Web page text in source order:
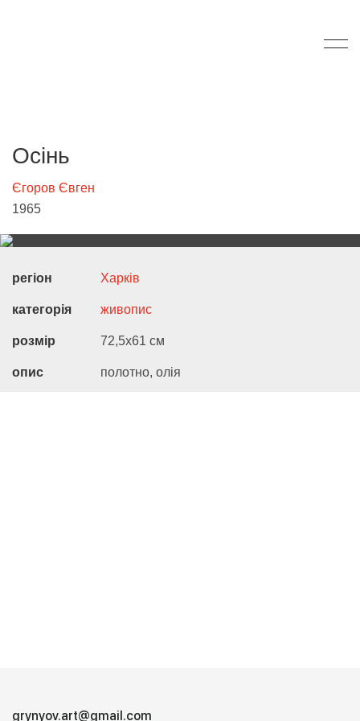
Осінь
Єгоров Євген
1965
регіон Харків
категорія живопис
розмір 72,5х61 см
опис полотно, олія
grynyov.art@gmail.com